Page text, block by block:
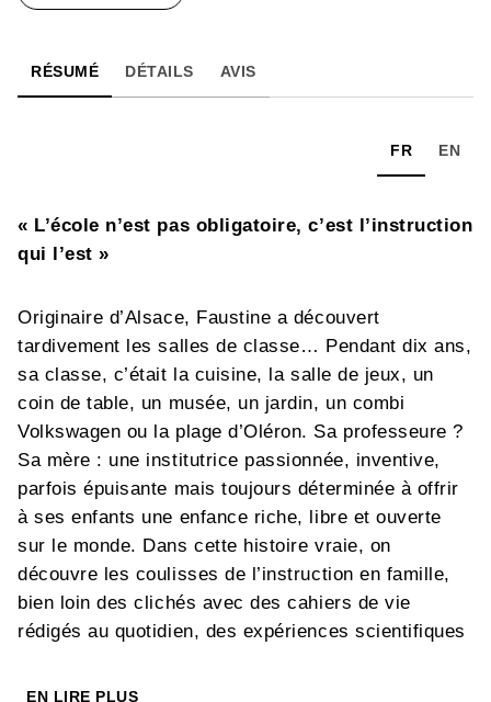
RÉSUMÉ DÉTAILS AVIS
FR EN
« L’école n’est pas obligatoire, c’est l’instruction
qui l’est »
Originaire d’Alsace, Faustine a découvert
tardivement les salles de classe… Pendant dix ans,
sa classe, c’était la cuisine, la salle de jeux, un
coin de table, un musée, un jardin, un combi
Volkswagen ou la plage d’Oléron. Sa professeure ?
Sa mère : une institutrice passionnée, inventive,
parfois épuisante mais toujours déterminée à offrir
à ses enfants une enfance riche, libre et ouverte
sur le monde. Dans cette histoire vraie, on
découvre les coulisses de l’instruction en famille,
bien loin des clichés avec des cahiers de vie
rédigés au quotidien, des expériences scientifiques
Faustine redouble d’imagination face à ses quatre
EN LIRE PLUS